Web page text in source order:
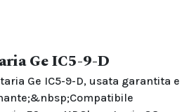
Ge IC5-9-D
Ge IC5-9-D, usata garantita e